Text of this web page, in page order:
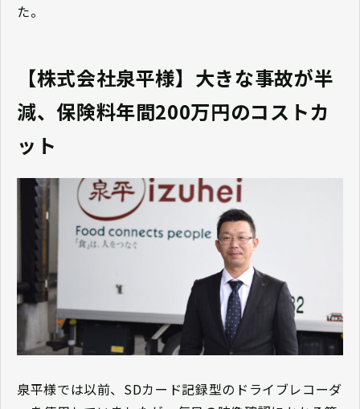
た。
【株式会社泉平様】大きな事故が半
減、保険料年間200万円のコストカ
ット
泉平様では以前、SDカード記録型のドライブレコーダ